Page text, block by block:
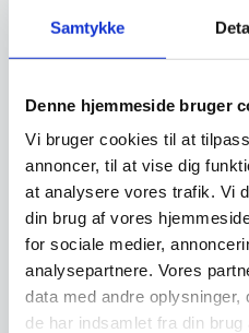
Samtykke
Denne hjemmeside bruger
Vi bruger cookies til at
annoncer, til at vise dig
at analysere vores trafik. Vi
din brug af vores
for sociale medier,
analysepartnere. Vores
data med andre
de har indsamlet fra din brug
– Kun brug af PHILLIPS
– Forstærket emballage
Forstærket emballage
reducere fragtskader /
Når færre produkter
transport, reduceres
ressourcer til
erstatningsvarer. Dette
og bidrager til en mere
forsyningskæde.